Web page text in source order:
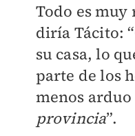
Todo es muy
diría Tácito:
su casa, lo
parte de los
menos arduo
provincia”.